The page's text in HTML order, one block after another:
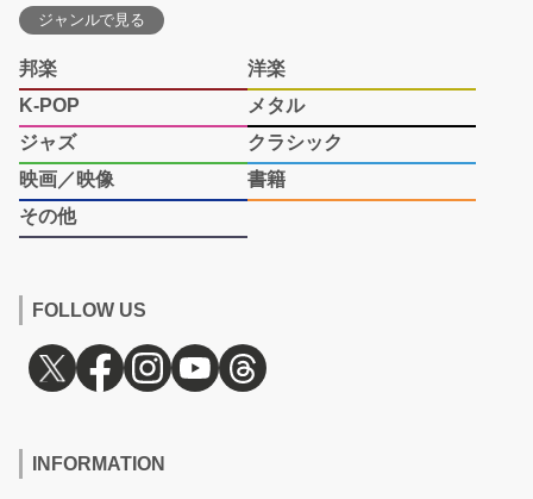
ジャンルで見る
邦楽
洋楽
K-POP
メタル
ジャズ
クラシック
映画／映像
書籍
その他
FOLLOW US
INFORMATION